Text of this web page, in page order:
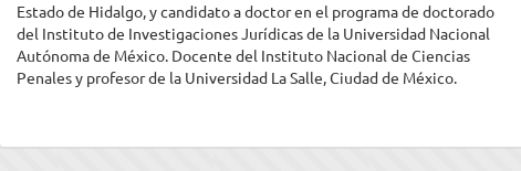
Estado de Hidalgo, y candidato a doctor en el programa de doctorado
del Instituto de Investigaciones Jurídicas de la Universidad Nacional
Autónoma de México. Docente del Instituto Nacional de Ciencias
Penales y profesor de la Universidad La Salle, Ciudad de México.